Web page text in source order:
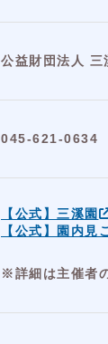
公益財団法人 三
045-621-0634
【公式】三溪園
【公式】園内見
※詳細は主催者